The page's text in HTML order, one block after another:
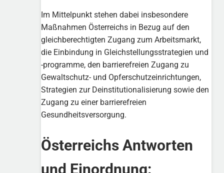
Im Mittelpunkt stehen dabei insbesondere
Maßnahmen Österreichs in Bezug auf den
gleichberechtigten Zugang zum Arbeitsmarkt,
die Einbindung in Gleichstellungsstrategien und
-programme, den barrierefreien Zugang zu
Gewaltschutz- und Opferschutzeinrichtungen,
Strategien zur Deinstitutionalisierung sowie den
Zugang zu einer barrierefreien
Gesundheitsversorgung.
Österreichs Antworten
und Einordnung: